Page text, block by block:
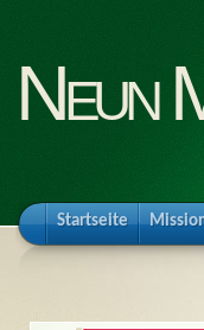
Neun
Startseite